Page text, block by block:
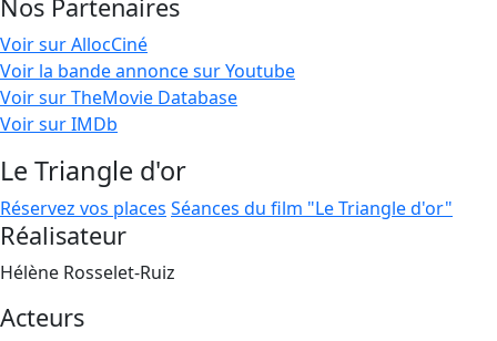
Nos Partenaires
Voir sur AllocCiné
Voir la bande annonce sur Youtube
Voir sur TheMovie Database
Voir sur IMDb
Le Triangle d'or
Réservez vos places Séances du film "Le Triangle d'or"
Réalisateur
Hélène Rosselet-Ruiz
Acteurs